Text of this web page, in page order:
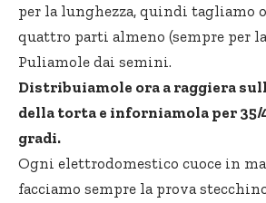
per la lunghezza, quindi tagliamo
quattro parti almeno (sempre per
Puliamole dai semini.
Distribuiamole ora a raggiera
della torta e inforniamola per 35/
gradi.
Ogni elettrodomestico cuoce in
facciamo sempre la prova